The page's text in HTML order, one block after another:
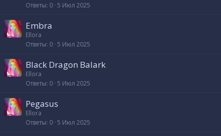
Ответы 0 5 Июл 2025
Embra
Ellora
Ответы 0 5 Июл 2025
Black Dragon Balark
Ellora
Ответы 0 5 Июл 2025
Pegasus
Ellora
Ответы 0 5 Июл 2025